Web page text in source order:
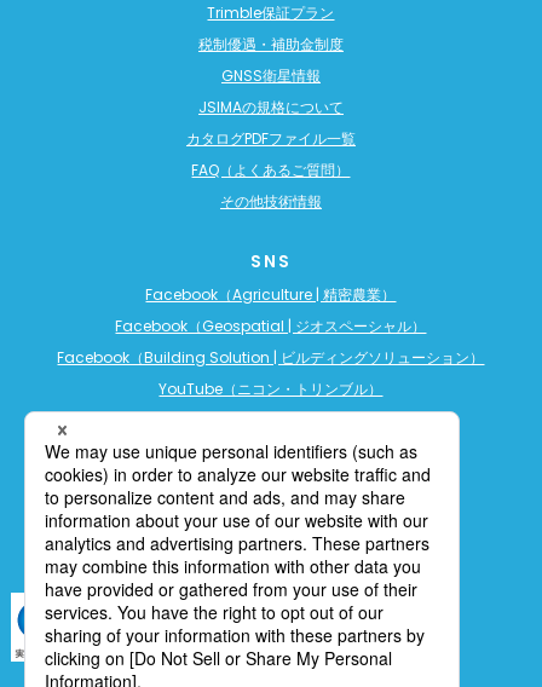
Trimble保証プラン
税制優遇・補助金制度
GNSS衛星情報
JSIMAの規格について
カタログPDFファイル一覧
FAQ（よくあるご質問）
その他技術情報
SNS
Facebook（Agriculture | 精密農業）
Facebook（Geospatial | ジオスペーシャル）
Facebook（Building Solution | ビルディングソリューション）
YouTube（ニコン・トリンブル）
YouTube（ビルディングソリューション）
LINE公式アカウント（精密農業）